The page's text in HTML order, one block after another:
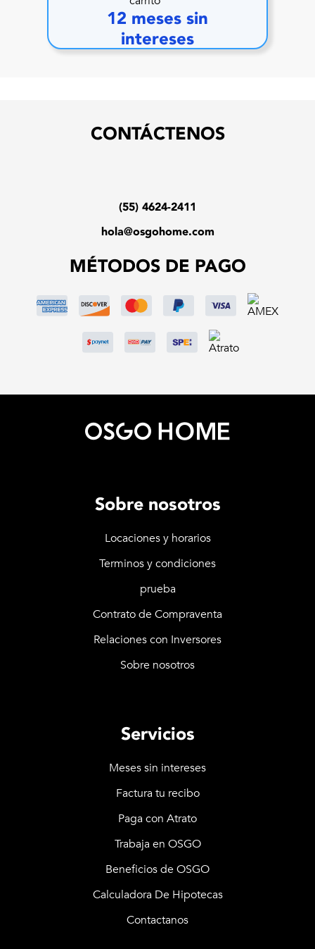
12 meses sin
intereses
CONTÁCTENOS
(55) 4624-2411
hola@osgohome.com
MÉTODOS DE PAGO
Sobre nosotros
Locaciones y horarios
Terminos y condiciones
prueba
Contrato de Compraventa
Relaciones con Inversores
Sobre nosotros
Servicios
Meses sin intereses
Factura tu recibo
Paga con Atrato
Trabaja en OSGO
Beneficios de OSGO
Calculadora De Hipotecas
Contactanos